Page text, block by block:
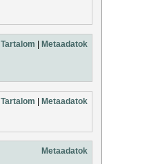
Tartalom | Metaadatok
Tartalom | Metaadatok
Metaadatok